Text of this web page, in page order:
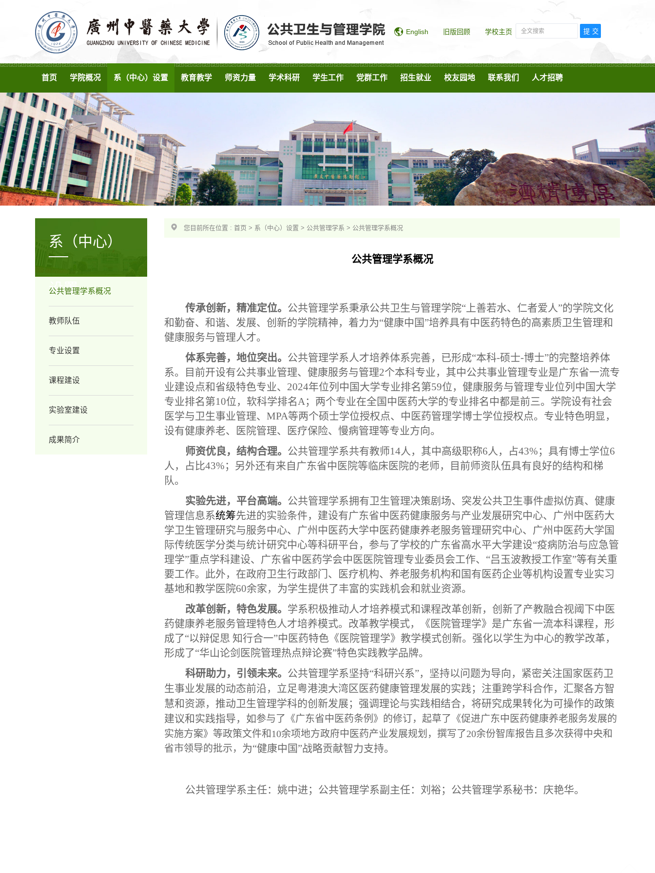
English 旧版回顾 学校主页
首页 学院概况 系（中心）设置 教育教学 师资力量 学术科研 学生工作 党群工作 招生就业 校友园地 联系我们 人才招聘
系（中心）
设置
公共管理学系概况
教师队伍
专业设置
课程建设
实验室建设
成果简介
您目前所在位置 : 首页 > 系（中心）设置 > 公共管理学系 > 公共管理学系概况
公共管理学系概况
传承创新，精准定位。 公共管理学系秉承公共卫生与管理学院“上善若水、仁者爱人”的学院文化
和勤奋、和谐、发展、创新的学院精神，着力为“健康中国”培养具有中医药特色的高素质卫生管理和
健康服务与管理人才。
体系完善，地位突出。 公共管理学系人才培养体系完善，已形成“本科-硕士-博士”的完整培养体
系。目前开设有公共事业管理、健康服务与管理2个本科专业，其中公共事业管理专业是广东省一流专
业建设点和省级特色专业、2024年位列中国大学专业排名第59位，健康服务与管理专业位列中国大学
专业排名第10位，软科学排名A；两个专业在全国中医药大学的专业排名中都是前三。学院设有社会
医学与卫生事业管理、MPA等两个硕士学位授权点、中医药管理学博士学位授权点。专业特色明显，
设有健康养老、医院管理、医疗保险、慢病管理等专业方向。
师资优良，结构合理。 公共管理学系共有教师14人，其中高级职称6人，占43%；具有博士学位6
人，占比43%；另外还有来自广东省中医院等临床医院的老师，目前师资队伍具有良好的结构和梯
队。
实验先进，平台高端。 公共管理学系拥有卫生管理决策剧场、突发公共卫生事件虚拟仿真、健康
管理信息系统筹先进的实验条件，建设有广东省中医药健康服务与产业发展研究中心、广州中医药大
学卫生管理研究与服务中心、广州中医药大学中医药健康养老服务管理研究中心、广州中医药大学国
际传统医学分类与统计研究中心等科研平台，参与了学校的广东省高水平大学建设“疫病防治与应急管
理学”重点学科建设、广东省中医药学会中医医院管理专业委员会工作、“吕玉波教授工作室”等有关重
要工作。此外，在政府卫生行政部门、医疗机构、养老服务机构和国有医药企业等机构设置专业实习
基地和教学医院60余家，为学生提供了丰富的实践机会和就业资源。
改革创新，特色发展。 学系积极推动人才培养模式和课程改革创新，创新了产教融合视阈下中医
药健康养老服务管理特色人才培养模式。改革教学模式，《医院管理学》是广东省一流本科课程，形
成了“以辩促思 知行合一”中医药特色《医院管理学》教学模式创新。强化以学生为中心的教学改革，
形成了“华山论剑医院管理热点辩论赛”特色实践教学品牌。
科研助力，引领未来。 公共管理学系坚持“科研兴系”，坚持以问题为导向，紧密关注国家医药卫
生事业发展的动态前沿，立足粤港澳大湾区医药健康管理发展的实践；注重跨学科合作，汇聚各方智
慧和资源，推动卫生管理学科的创新发展；强调理论与实践相结合，将研究成果转化为可操作的政策
建议和实践指导，如参与了《广东省中医药条例》的修订，起草了《促进广东中医药健康养老服务发展的
实施方案》等政策文件和10余项地方政府中医药产业发展规划，撰写了20余份智库报告且多次获得中央和
省市领导的批示， 为“健康中国”战略贡献智力支持。
公共管理学系主任：姚中进； 公共管理学系副主任：刘裕； 公共管理学系秘书：庆艳华。